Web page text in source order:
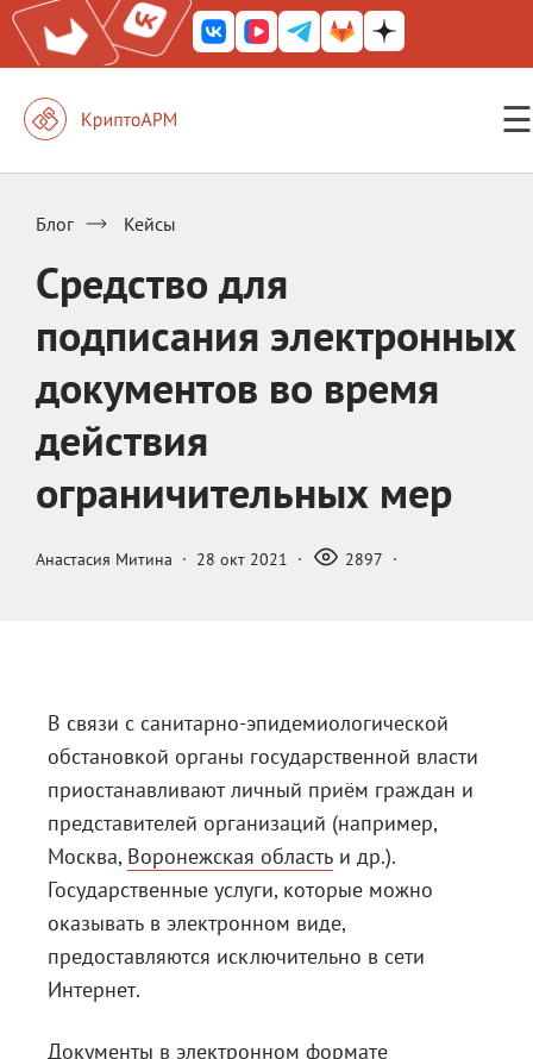
☰
Железный почтовый ящик
КриптоАРМ Mobile
КриптоАРМ ID
Блог
Полная версия сайта
Блог Кейсы
Средство для
подписания электронных
документов во время
действия
ограничительных мер
Анастасия Митина · 28 окт 2021 · 2897 ·
В связи с санитарно-эпидемиологической
обстановкой органы государственной власти
приостанавливают личный приём граждан и
представителей организаций (например,
Москва, Воронежская область и др.).
Государственные услуги, которые можно
оказывать в электронном виде,
предоставляются исключительно в сети
Интернет.
Документы в электронном формате